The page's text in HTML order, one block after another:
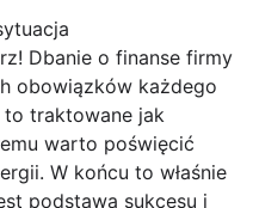
Dbanie o finanse firmy
obowiązków każdego
to traktowane jak
warto poświęcić
W końcu to właśnie
podstawą sukcesu i